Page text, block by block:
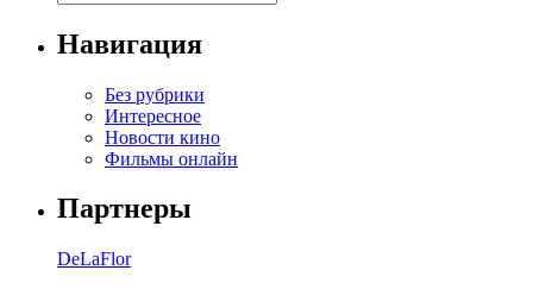
Навигация
Без рубрики
Интересное
Новости кино
Фильмы онлайн
Партнеры
DeLaFlor